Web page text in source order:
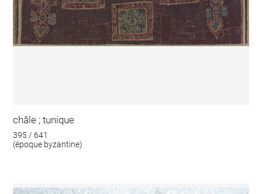
châle ; tunique
395 / 641
(époque byzantine)